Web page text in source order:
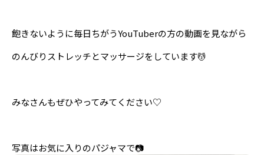
飽きないように毎日ちがうYouTuberの方の動画を見ながら
のんびりストレッチとマッサージをしています💆
みなさんもぜひやってみてください♡
写真はお気に入りのパジャマで📷